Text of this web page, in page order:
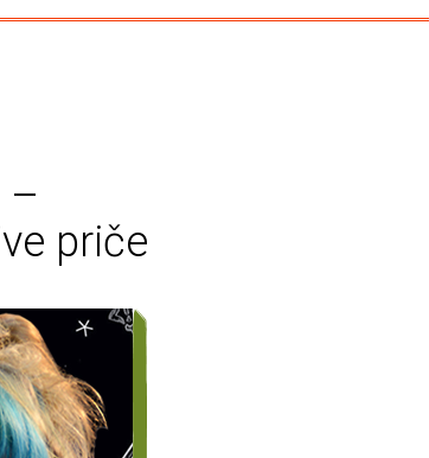
–
priče